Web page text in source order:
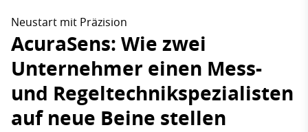
Neustart mit Präzision
AcuraSens: Wie zwei
Unternehmer einen Mess-
und Regeltechnikspezialisten
auf neue Beine stellen